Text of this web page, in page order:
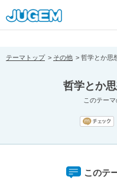
[pear_error:
prefix="" info=""]
テーマトップ その他 哲学とか思
哲学とか
このテー
このテ